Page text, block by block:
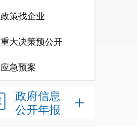
政策找企业
重大决策预公开
应急预案
政府信息
公开年报